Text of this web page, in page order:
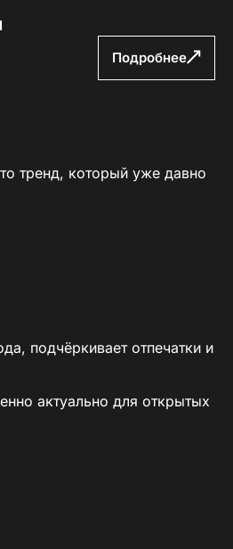
Подробнее
тренд, который уже давно
подчёркивает отпечатки и
актуально для открытых